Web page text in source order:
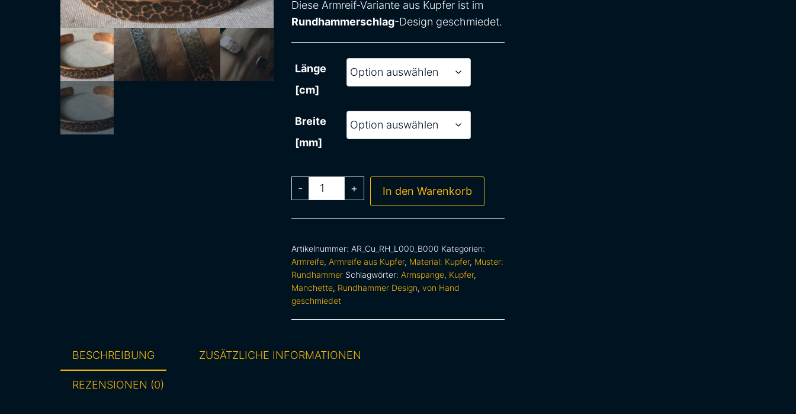
Diese Armreif-Variante aus Kupfer ist im
Rundhammerschlag-Design geschmiedet.
Länge
[cm]
Breite
[mm]
- + In den Warenkorb
Artikelnummer: AR_Cu_RH_L000_B000 Kategorien:
Armreife, Armreife aus Kupfer, Material: Kupfer, Muster:
Rundhammer Schlagwörter: Armspange, Kupfer,
Manchette, Rundhammer Design, von Hand
geschmiedet
BESCHREIBUNG ZUSÄTZLICHE INFORMATIONEN
REZENSIONEN (0)